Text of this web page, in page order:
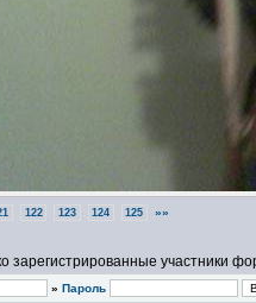
122 123 124 125 »»
зарегистрированные участники
» Пароль